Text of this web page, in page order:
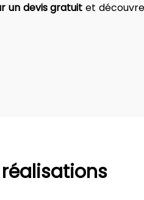
un devis gratuit et